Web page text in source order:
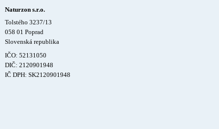
Naturzon s.r.o.
Tolstého 3237/13
058 01 Poprad
Slovenská republika
IČO: 52131050
DIČ: 2120901948
IČ DPH: SK2120901948